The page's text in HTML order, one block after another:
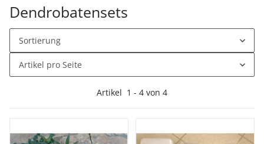
Dendrobatensets
Sortierung
Artikel pro Seite
Artikel 1 - 4 von 4